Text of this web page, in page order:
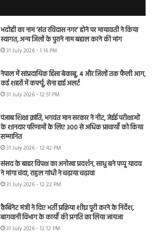
भदोही का नाम ‘संत रविदास नगर’ होने पर मायावती ने किया
स्वागत, अन्य जिलों के पुराने नाम बहाल करने की मांग
31 July 2026 - 1:16 PM
नेपाल में सांप्रदायिक हिंसा बेकाबू, 4 और जिलों तक फैली आग,
कई शहरों में कर्फ्यू, सेना हाई अलर्ट
31 July 2026 - 12:51 PM
पंजाब शिक्षा क्रांति, भगवंत मान सरकार ने नीट, जेईई परीक्षाओं
के शानदार परिणामों के लिए 300 से अधिक प्राचार्यों को किया
सम्मानित
31 July 2026 - 12:42 PM
संसद के बाहर विपक्ष का अनोखा प्रदर्शन, साधु बने पप्पू यादव
ने मांगा चंदा, राहुल गांधी ने चढ़ाया चढ़ावा
31 July 2026 - 12:22 PM
कैबिनेट मंत्री ने दिए भर्ती प्रक्रिया शीघ्र पूरी करने के निर्देश,
बागवानी विभाग के कार्यों की प्रगति का लिया जायजा
31 July 2026 - 12:12 PM